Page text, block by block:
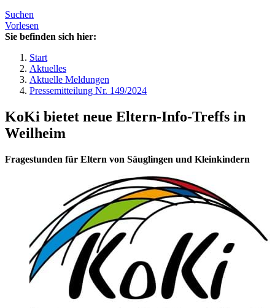
Suchen
Vorlesen
Sie befinden sich hier:
Start
Aktuelles
Aktuelle Meldungen
Pressemitteilung Nr. 149/2024
KoKi bietet neue Eltern-Info-Treffs in
Weilheim
Fragestunden für Eltern von Säuglingen und Kleinkindern